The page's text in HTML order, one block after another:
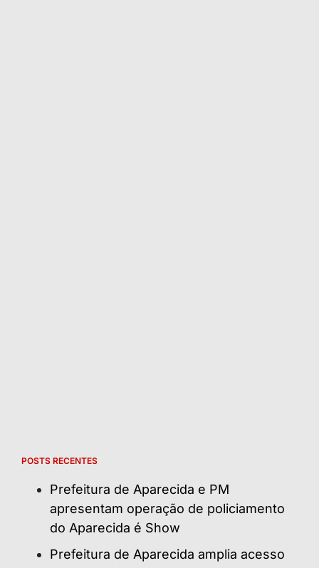
POSTS RECENTES
Prefeitura de Aparecida e PM
apresentam operação de policiamento
do Aparecida é Show
Prefeitura de Aparecida amplia acesso